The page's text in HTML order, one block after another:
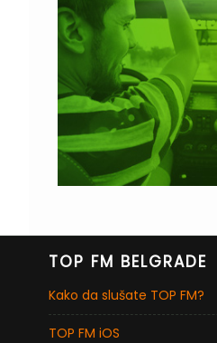
TOP FM BELGRADE
Kako da slušate TOP FM?
TOP FM iOS